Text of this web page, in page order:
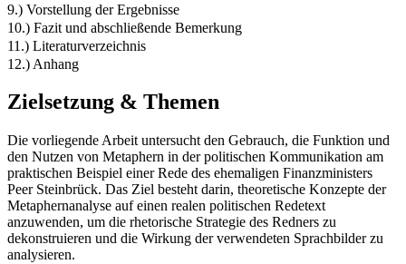
9.) Vorstellung der Ergebnisse
10.) Fazit und abschließende Bemerkung
11.) Literaturverzeichnis
12.) Anhang
Zielsetzung & Themen
Die vorliegende Arbeit untersucht den Gebrauch, die Funktion und
den Nutzen von Metaphern in der politischen Kommunikation am
praktischen Beispiel einer Rede des ehemaligen Finanzministers
Peer Steinbrück. Das Ziel besteht darin, theoretische Konzepte der
Metaphernanalyse auf einen realen politischen Redetext
anzuwenden, um die rhetorische Strategie des Redners zu
dekonstruieren und die Wirkung der verwendeten Sprachbilder zu
analysieren.